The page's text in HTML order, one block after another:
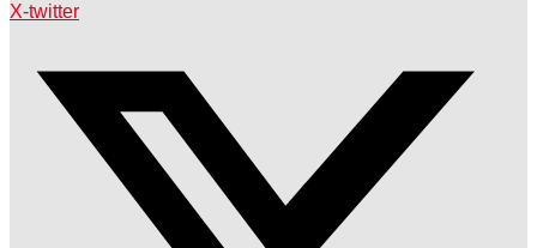
X-twitter